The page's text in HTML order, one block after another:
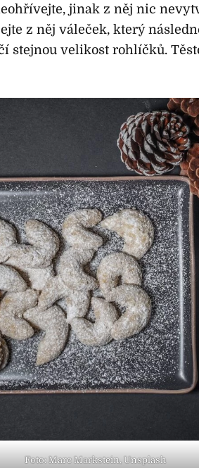
jinak z něj nic
z něj váleček, který
stejnou velikost rohlíčků.
Foto: Marc Markstein, Unsplash